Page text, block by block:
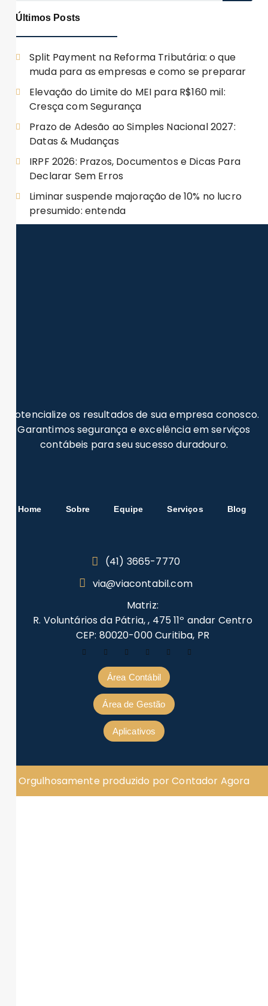
Últimos Posts
Split Payment na Reforma Tributária: o que
muda para as empresas e como se preparar
Elevação do Limite do MEI para R$160 mil:
Cresça com Segurança
Prazo de Adesão ao Simples Nacional 2027:
Datas & Mudanças
IRPF 2026: Prazos, Documentos e Dicas Para
Declarar Sem Erros
Liminar suspende majoração de 10% no lucro
presumido: entenda
Potencialize os resultados de sua empresa conosco.
Garantimos segurança e excelência em serviços
contábeis para seu sucesso duradouro.
Home Sobre Equipe Serviços Blog
(41) 3665-7770
via@viacontabil.com
Matriz:
R. Voluntários da Pátria, , 475 11º andar Centro
CEP: 80020-000 Curitiba, PR
Área Contábil
Área de Gestão
Aplicativos
Orgulhosamente produzido por Contador Agora